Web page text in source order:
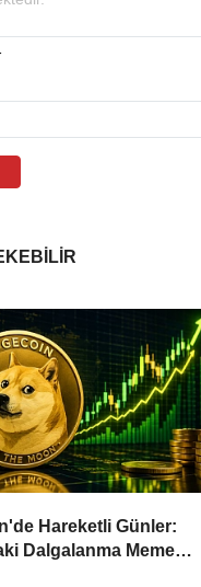
Hareketli Günler:
Dalgalanma Meme